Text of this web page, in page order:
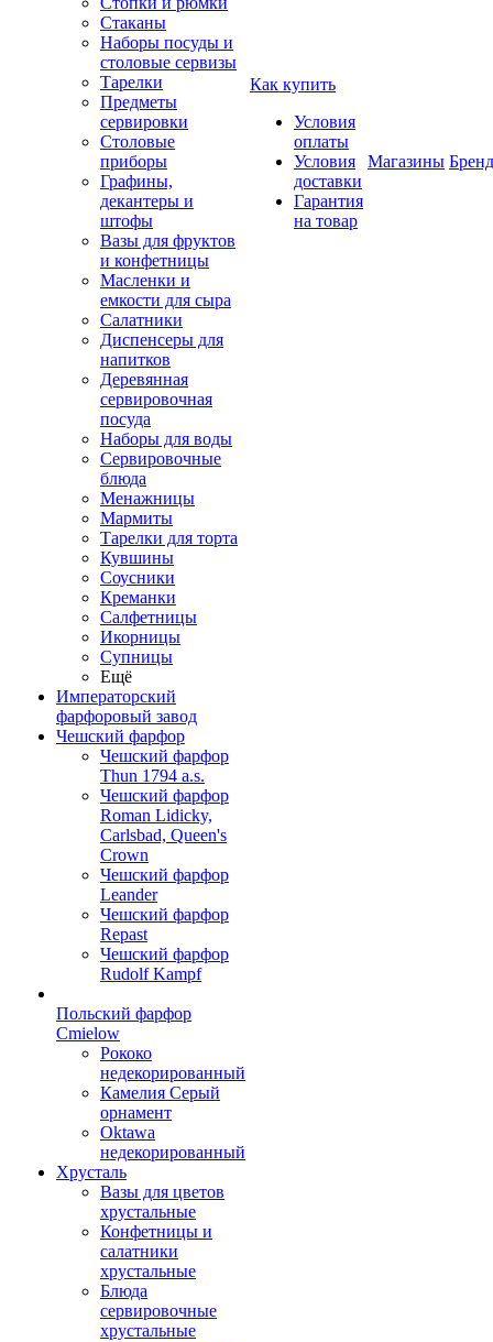
Стаканы
Наборы посуды и
столовые сервизы
Тарелки
Предметы
сервировки
Столовые
приборы
Графины,
декантеры и
штофы
Вазы для фруктов
и конфетницы
Масленки и
емкости для сыра
Салатники
Диспенсеры для
напитков
Деревянная
сервировочная
посуда
Наборы для воды
Сервировочные
блюда
Менажницы
Мармиты
Тарелки для торта
Кувшины
Соусники
Креманки
Салфетницы
Икорницы
Супницы
Ещё
Императорский
фарфоровый завод
Чешский фарфор
Чешский фарфор
Thun 1794 a.s.
Чешский фарфор
Roman Lidicky,
Carlsbad, Queen's
Crown
Чешский фарфор
Leander
Чешский фарфор
Repast
Чешский фарфор
Rudolf Kampf
Польский фарфор
Сmielow
Рококо
недекорированный
Камелия Серый
орнамент
Oktawa
недекорированный
Хрусталь
Вазы для цветов
хрустальные
Конфетницы и
салатники
хрустальные
Блюда
сервировочные
хрустальные
Как купить
Условия
оплаты
Условия
доставки
Гарантия
на товар
Магазины